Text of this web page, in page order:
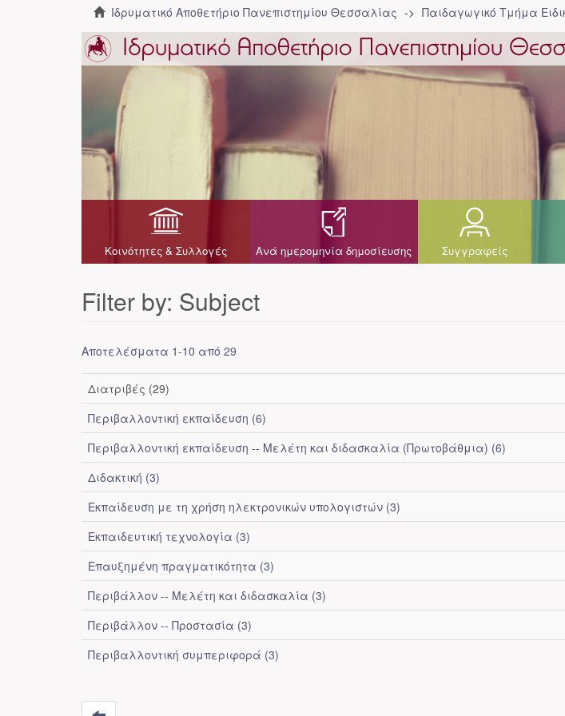
Ιδρυματικό Αποθετήριο Πανεπιστημίου Θεσσαλίας Παιδαγωγικό Τμήμα
Κοινότητες & Συλλογές Ανά ημερομηνία δημοσίευσης Συγγραφείς
Filter by: Subject
Αποτελέσματα 1-10 από 29
Διατριβές (29)
Περιβαλλοντική εκπαίδευση (6)
Περιβαλλοντική εκπαίδευση -- Μελέτη και διδασκαλία (Πρωτοβάθμια) (6)
Διδακτική (3)
Εκπαίδευση με τη χρήση ηλεκτρονικών υπολογιστών (3)
Εκπαιδευτική τεχνολογία (3)
Επαυξημένη πραγματικότητα (3)
Περιβάλλον -- Μελέτη και διδασκαλία (3)
Περιβάλλον -- Προστασία (3)
Περιβαλλοντική συμπεριφορά (3)